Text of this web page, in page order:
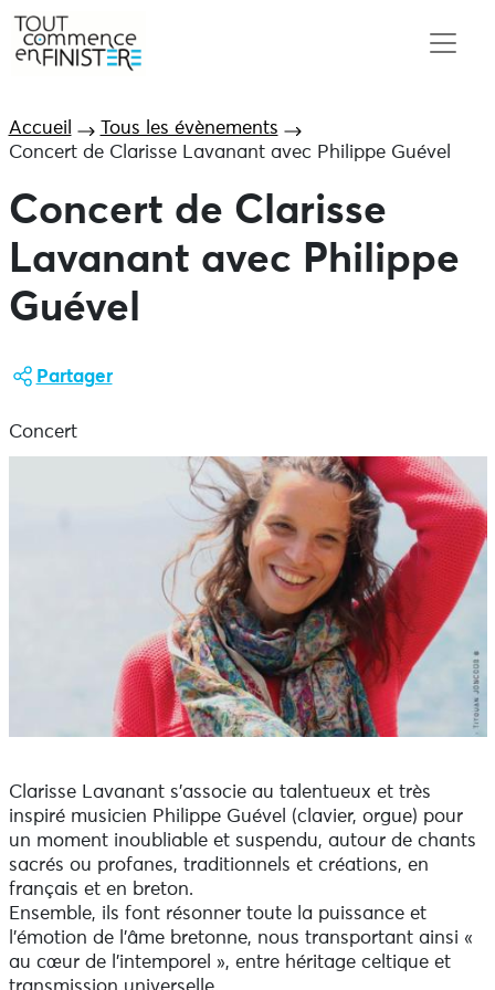
Accueil
Tous les évènements
Concert de Clarisse Lavanant avec Philippe Guével
Concert de Clarisse
Lavanant avec Philippe
Guével
Partager
Concert
Clarisse Lavanant s’associe au talentueux et très
inspiré musicien Philippe Guével (clavier, orgue) pour
un moment inoubliable et suspendu, autour de chants
sacrés ou profanes, traditionnels et créations, en
français et en breton.
Ensemble, ils font résonner toute la puissance et
l’émotion de l’âme bretonne, nous transportant ainsi «
au cœur de l’intemporel », entre héritage celtique et